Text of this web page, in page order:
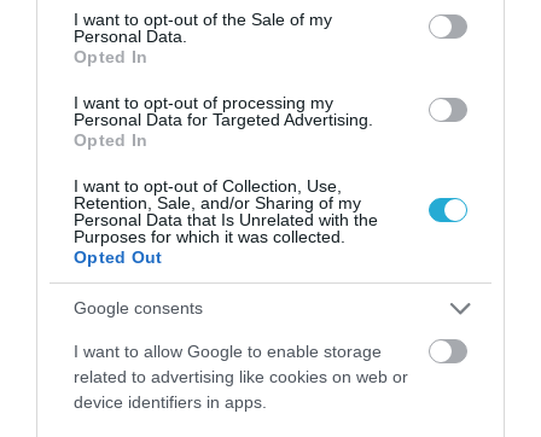
consent section.
I want to opt-out of the Sale of my
Personal Data.
Opted In
I want to opt-out of processing my
Personal Data for Targeted Advertising.
Opted In
I want to opt-out of Collection, Use,
Retention, Sale, and/or Sharing of my
Personal Data that Is Unrelated with the
Purposes for which it was collected.
Opted Out
Google consents
I want to allow Google to enable storage
related to advertising like cookies on web or
device identifiers in apps.
Αυτό είναι το θαυματουργό έλαιο που